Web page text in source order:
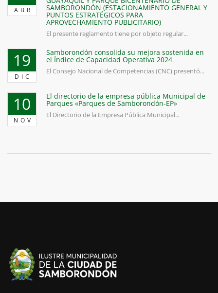
ABR SAMBORONDÓN (ESTACIONAMIENTO GENERAL Y
PUNTOS ESTRATÉGICOS PARA
APROVECHAMIENTO PUBLICITARIO)
El presente reglamento tiene por objeto regular...
19
DIC
Samborondón consolida su mejora sostenida en
el Índice de Capacidad Operativa 2024
El Consejo Nacional de Competencias (CNC) presentó...
10
NOV
El directorio de la empresa pública Municipal de
Parques «Parques de Samborondón-EP»
El Directorio de la Empresa Pública Municipal...